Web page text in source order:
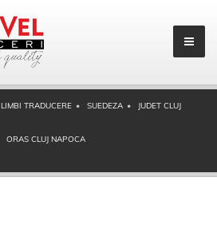
LIMBI TRADUCERE SUEDEZA JUDET CLUJ
ORAS CLUJ NAPOCA